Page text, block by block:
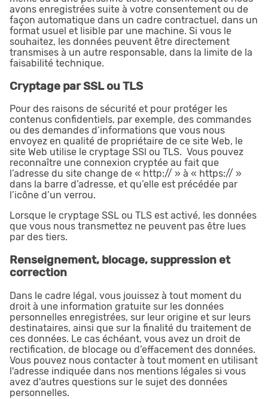
avons enregistrées suite à votre consentement ou de
façon automatique dans un cadre contractuel, dans un
format usuel et lisible par une machine. Si vous le
souhaitez, les données peuvent être directement
transmises à un autre responsable, dans la limite de la
faisabilité technique.
Cryptage par SSL ou TLS
Pour des raisons de sécurité et pour protéger les
contenus confidentiels, par exemple, des commandes
ou des demandes d’informations que vous nous
envoyez en qualité de propriétaire de ce site Web, le
site Web utilise le cryptage SSl ou TLS. Vous pouvez
reconnaître une connexion cryptée au fait que
l’adresse du site change de « http:// » à « https:// »
dans la barre d’adresse, et qu’elle est précédée par
l’icône d’un verrou.
Lorsque le cryptage SSL ou TLS est activé, les données
que vous nous transmettez ne peuvent pas être lues
par des tiers.
Renseignement, blocage, suppression et
correction
Dans le cadre légal, vous jouissez à tout moment du
droit à une information gratuite sur les données
personnelles enregistrées, sur leur origine et sur leurs
destinataires, ainsi que sur la finalité du traitement de
ces données. Le cas échéant, vous avez un droit de
rectification, de blocage ou d’effacement des données.
Vous pouvez nous contacter à tout moment en utilisant
l'adresse indiquée dans nos mentions légales si vous
avez d'autres questions sur le sujet des données
personnelles.